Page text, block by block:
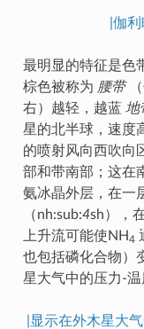
|伽
最明显的特征是色
棕色被称为 腰带（
右）越轻，越蓝 地
星的北半球，速度
的喷射风向西吹向
部和带南部；这在
氨冰晶外层，在一
（nh:sub:4sh），
上升流可能使NH4
也包括磷化合物）
星大气中的压力-温
|显示在外木星大